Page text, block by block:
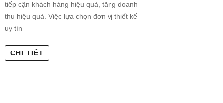
tiếp cận khách hàng hiệu quả, tăng doanh
thu hiệu quả. Việc lựa chọn đơn vị thiết kế
uy tín
CHI TIẾT